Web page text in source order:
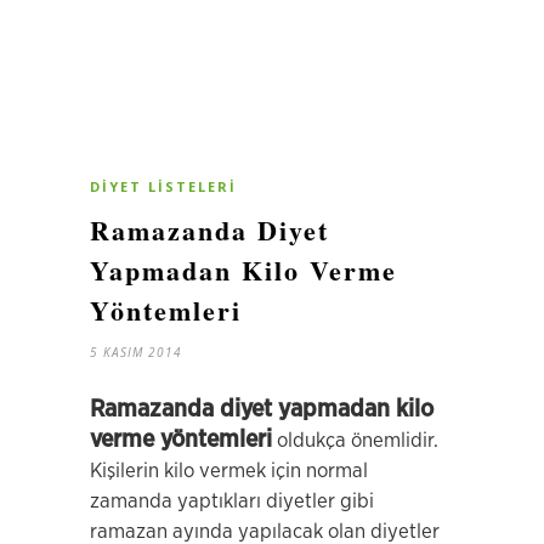
DIYET LISTELERI
Ramazanda Diyet
Yapmadan Kilo Verme
Yöntemleri
5 KASIM 2014
Ramazanda diyet yapmadan kilo
verme yöntemleri oldukça önemlidir.
Kişilerin kilo vermek için normal
zamanda yaptıkları diyetler gibi
ramazan ayında yapılacak olan diyetler